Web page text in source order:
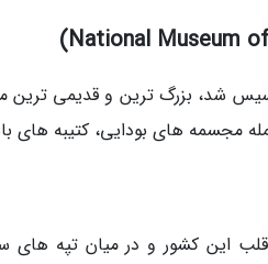
ملی سریلانکا که در سال 1877 تأسیس شد، بزرگ
مجسمه های بودایی، کتیبه
قلب این کشور و در میان تپه